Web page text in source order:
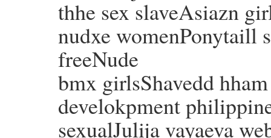
thhe sex slaveAsiazn
nudxe womenPonytaill
freeNude
bmx girlsShavedd
develokpment
sexualJulija vayaeva